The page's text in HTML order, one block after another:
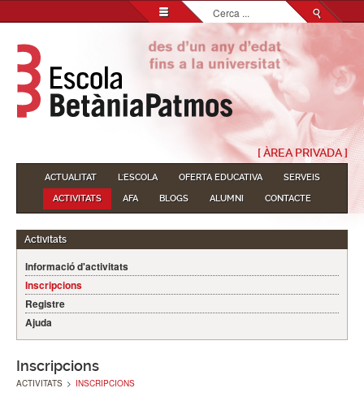
Cerca
...
[ ÀREA PRIVADA ]
ACTUALITAT L'ESCOLA OFERTA EDUCATIVA
SERVEIS
ACTIVITATS
AFA BLOGS ALUMNI CONTACTE
Activitats
Informació d'activitats
Inscripcions
Registre
Ajuda
Inscripcions
ACTIVITATS > INSCRIPCIONS